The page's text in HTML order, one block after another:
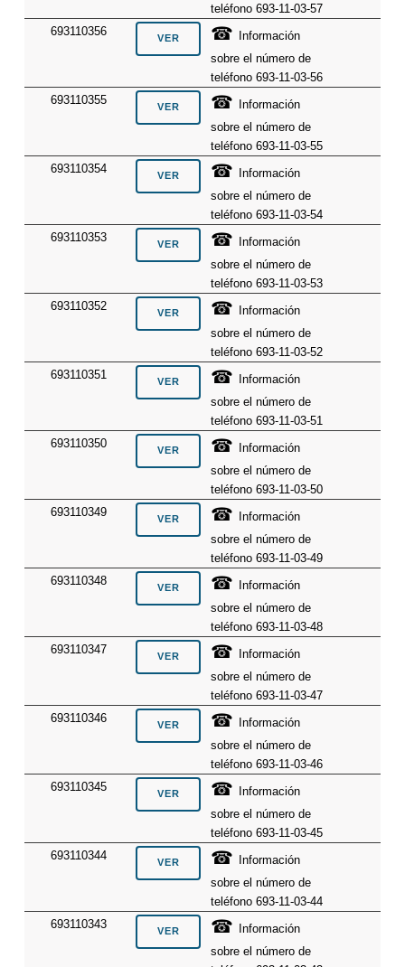
teléfono 693-11-03-57
693110356
☎
Información
sobre el número de
teléfono 693-11-03-56
693110355
☎
Información
sobre el número de
teléfono 693-11-03-55
693110354
☎
Información
sobre el número de
teléfono 693-11-03-54
693110353
☎
Información
sobre el número de
teléfono 693-11-03-53
693110352
☎
Información
sobre el número de
teléfono 693-11-03-52
693110351
☎
Información
sobre el número de
teléfono 693-11-03-51
693110350
☎
Información
sobre el número de
teléfono 693-11-03-50
693110349
☎
Información
sobre el número de
teléfono 693-11-03-49
693110348
☎
Información
sobre el número de
teléfono 693-11-03-48
693110347
☎
Información
sobre el número de
teléfono 693-11-03-47
693110346
☎
Información
sobre el número de
teléfono 693-11-03-46
693110345
☎
Información
sobre el número de
teléfono 693-11-03-45
693110344
☎
Información
sobre el número de
teléfono 693-11-03-44
693110343
☎
Información
sobre el número de